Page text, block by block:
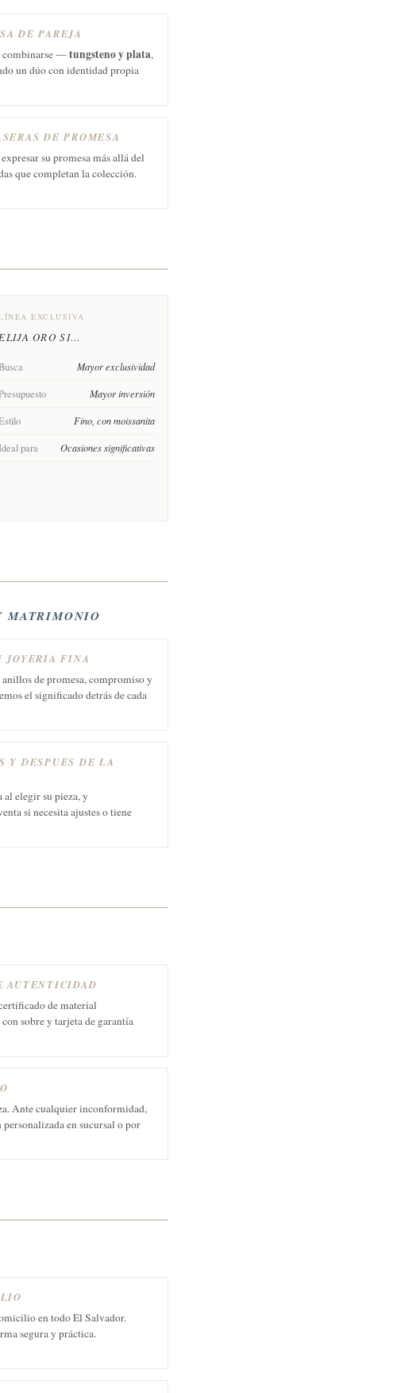
DE PAREJA
combinarse —tungsteno y plata,
un dúo con identidad propia
DE PROMESA
su promesa más allá del
que completan la colección.
EXCLUSIVA
ORO SI…
Mayor exclusividad
Mayor inversión
Fino, con moissanita
para Ocasiones significativas
MATRIMONIO
JOYERÍA FINA
de promesa, compromiso y
el significado detrás de cada
Y DESPUÉS DE LA
al elegir su pieza, y
si necesita ajustes o tiene
AUTENTICIDAD
de material
sobre y tarjeta de garantía
Ante cualquier inconformidad,
en sucursal o por
en todo El Salvador.
segura y práctica.